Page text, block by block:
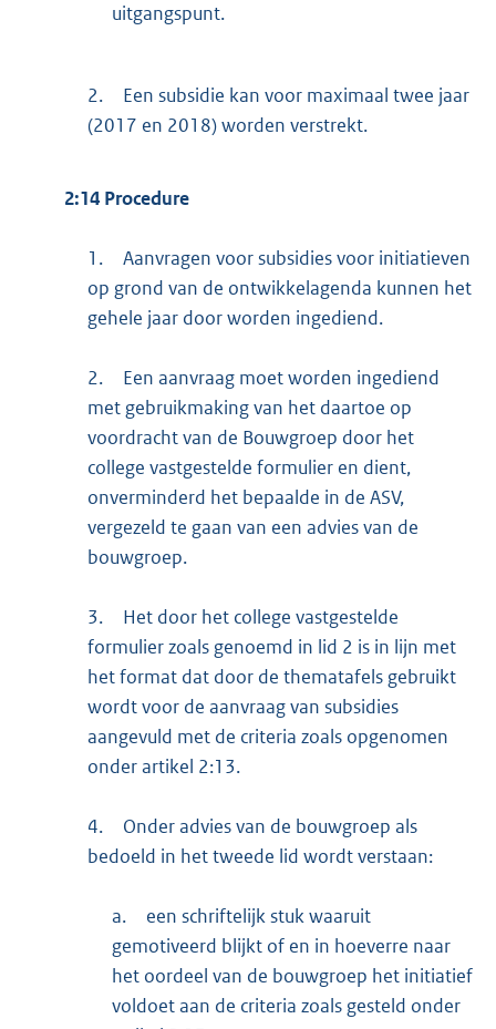
uitgangspunt.
2.
Een subsidie kan voor maximaal twee jaar
(2017 en 2018) worden verstrekt.
2:14 Procedure
1.
Aanvragen voor subsidies voor initiatieven
op grond van de ontwikkelagenda kunnen het
gehele jaar door worden ingediend.
2.
Een aanvraag moet worden ingediend
met gebruikmaking van het daartoe op
voordracht van de Bouwgroep door het
college vastgestelde formulier en dient,
onverminderd het bepaalde in de ASV,
vergezeld te gaan van een advies van de
bouwgroep.
3.
Het door het college vastgestelde
formulier zoals genoemd in lid 2 is in lijn met
het format dat door de thematafels gebruikt
wordt voor de aanvraag van subsidies
aangevuld met de criteria zoals opgenomen
onder artikel 2:13.
4.
Onder advies van de bouwgroep als
bedoeld in het tweede lid wordt verstaan:
a.
een schriftelijk stuk waaruit
gemotiveerd blijkt of en in hoeverre naar
het oordeel van de bouwgroep het initiatief
voldoet aan de criteria zoals gesteld onder